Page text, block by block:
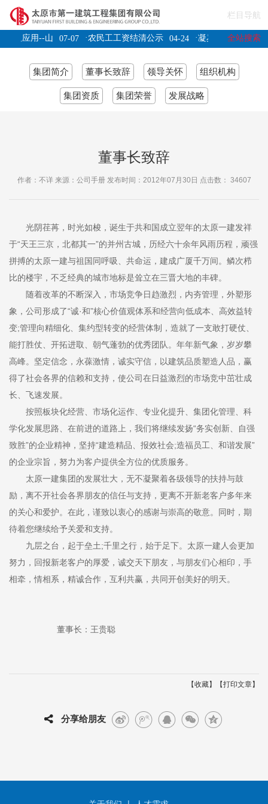
栏目导航
07-07
及应用--山 04-24
·农民工工资结清公示 ·凝岁月印记聚奋进
全站搜索
集团简介 董事长致辞 领导关怀 组织机构
集团资质 集团荣誉 发展战略
董事长致辞
作者：不详 来源：公司手册 发布时间：2012年07月30日 点击数： 34607
光阴荏苒，时光如梭，诞生于共和国成立翌年的太原一建发祥
于“天王三京，北都其一”的并州古城，历经六十余年风雨历程，顽强
拼搏的太原一建与祖国同呼吸、共命运，建成广厦千万间。鳞次栉
比的楼宇，不乏经典的城市地标是耸立在三晋大地的丰碑。
随着改革的不断深入，市场竞争日趋激烈，内夯管理，外塑形
象，公司形成了“诚·和”核心价值观体系和经营向低成本、高效益转
变;管理向精细化、集约型转变的经营体制，造就了一支敢打硬仗、
能打胜仗、开拓进取、朝气蓬勃的优秀团队。年年新气象，岁岁攀
高峰。坚定信念，永葆激情，诚实守信，以建筑品质塑造人品，赢
得了社会各界的信赖和支持，使公司在日益激烈的市场竞中茁壮成
长、飞速发展。
按照板块化经营、市场化运作、专业化提升、集团化管理、科
学化发展思路、在前进的道路上，我们将继续发扬“务实创新、自强
致胜”的企业精神，坚持“建造精品、报效社会;造福员工、和谐发展”
的企业宗旨，努力为客户提供全方位的优质服务。
太原一建集团的发展壮大，无不凝聚着各级领导的扶持与鼓
励，离不开社会各界朋友的信任与支持，更离不开新老客户多年来
的关心和爱护。在此，谨致以衷心的感谢与崇高的敬意。同时，期
待着您继续给予关爱和支持。
九层之台，起于垒土;千里之行，始于足下。太原一建人会更加
努力，回报新老客户的厚爱，诚交天下朋友，与朋友们心相印，手
相牵，情相系，精诚合作，互利共赢，共同开创美好的明天。
董事长：王贵聪
【收藏】【打印文章】
分享给朋友